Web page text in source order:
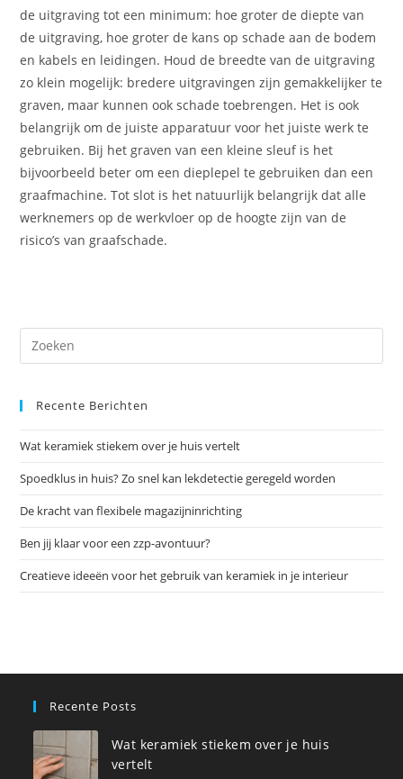
de uitgraving tot een minimum: hoe groter de diepte van
de uitgraving, hoe groter de kans op schade aan de bodem
en kabels en leidingen. Houd de breedte van de uitgraving
zo klein mogelijk: bredere uitgravingen zijn gemakkelijker te
graven, maar kunnen ook schade toebrengen. Het is ook
belangrijk om de juiste apparatuur voor het juiste werk te
gebruiken. Bij het graven van een kleine sleuf is het
bijvoorbeeld beter om een dieplepel te gebruiken dan een
graafmachine. Tot slot is het natuurlijk belangrijk dat alle
werknemers op de werkvloer op de hoogte zijn van de
risico’s van graafschade.
op
Recente Berichten
Wat keramiek stiekem over je huis vertelt
Spoedklus in huis? Zo snel kan lekdetectie geregeld worden
De kracht van flexibele magazijninrichting
Ben jij klaar voor een zzp-avontuur?
Creatieve ideeën voor het gebruik van keramiek in je interieur
Recente Posts
Wat keramiek stiekem over je huis
vertelt